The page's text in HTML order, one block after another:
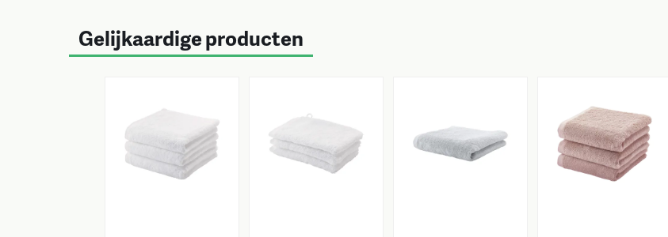
Gelijkaardige producten